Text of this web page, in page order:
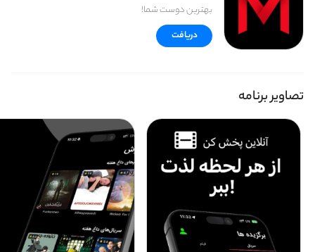
بهترین دوست شما!
دریافت
تصاویر برنامه